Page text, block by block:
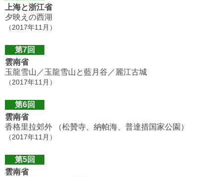
上海と浙江省
夕映えの西湖
（2017年11月）
第7回
雲南省
玉龍雪山／玉龍雪山と藍月谷／麗江古城
（2017年11月）
第6回
雲南省
香格里拉郊外 （松贊寺、納帕海、普達措国家公園）
（2017年11月）
第5回
雲南省